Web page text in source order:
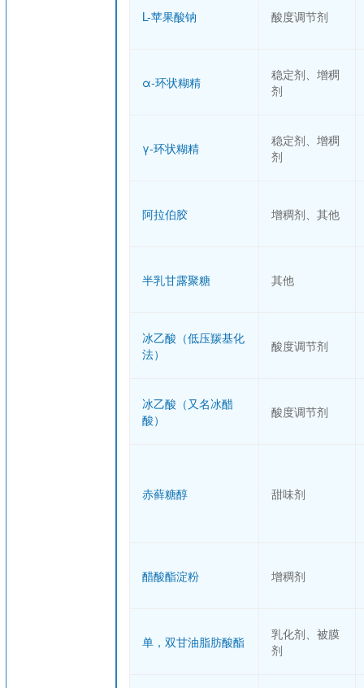
L-苹果酸钠 酸度调节剂
α-环状糊精
稳定剂、增稠
剂
γ-环状糊精
稳定剂、增稠
剂
阿拉伯胶 增稠剂、其他
半乳甘露聚糖 其他
冰乙酸（低压羰基化
法）
酸度调节剂
冰乙酸（又名冰醋
酸）
酸度调节剂
赤藓糖醇 甜味剂
醋酸酯淀粉 增稠剂
单，双甘油脂肪酸酯
乳化剂、被膜
剂